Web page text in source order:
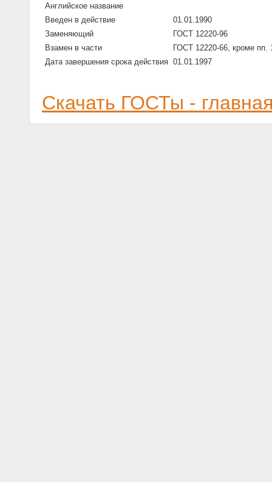
Английское название
Введен в действие
01.01.1990
Заменяющий
ГОСТ 12220-96
Взамен в части
ГОСТ 12220-66, кроме пп.
Дата завершения срока действия 01.01.1997
Скачать ГОСТы -